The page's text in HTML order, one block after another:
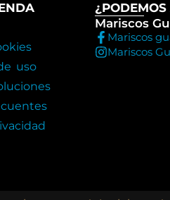
uso
Mariscos
Mariscos
Mariscos